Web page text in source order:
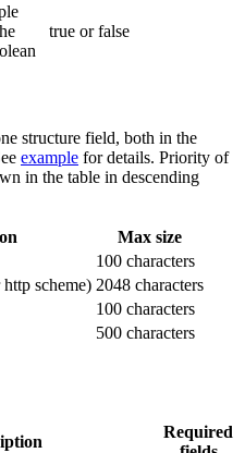
true or false
structure field, both in the
example for details. Priority of
in the table in descending
Max size
100 characters
scheme) 2048 characters
100 characters
500 characters
Required